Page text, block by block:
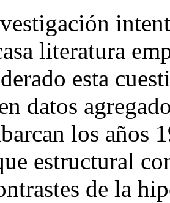
literatura
esta
datos
los años
estructural
de la